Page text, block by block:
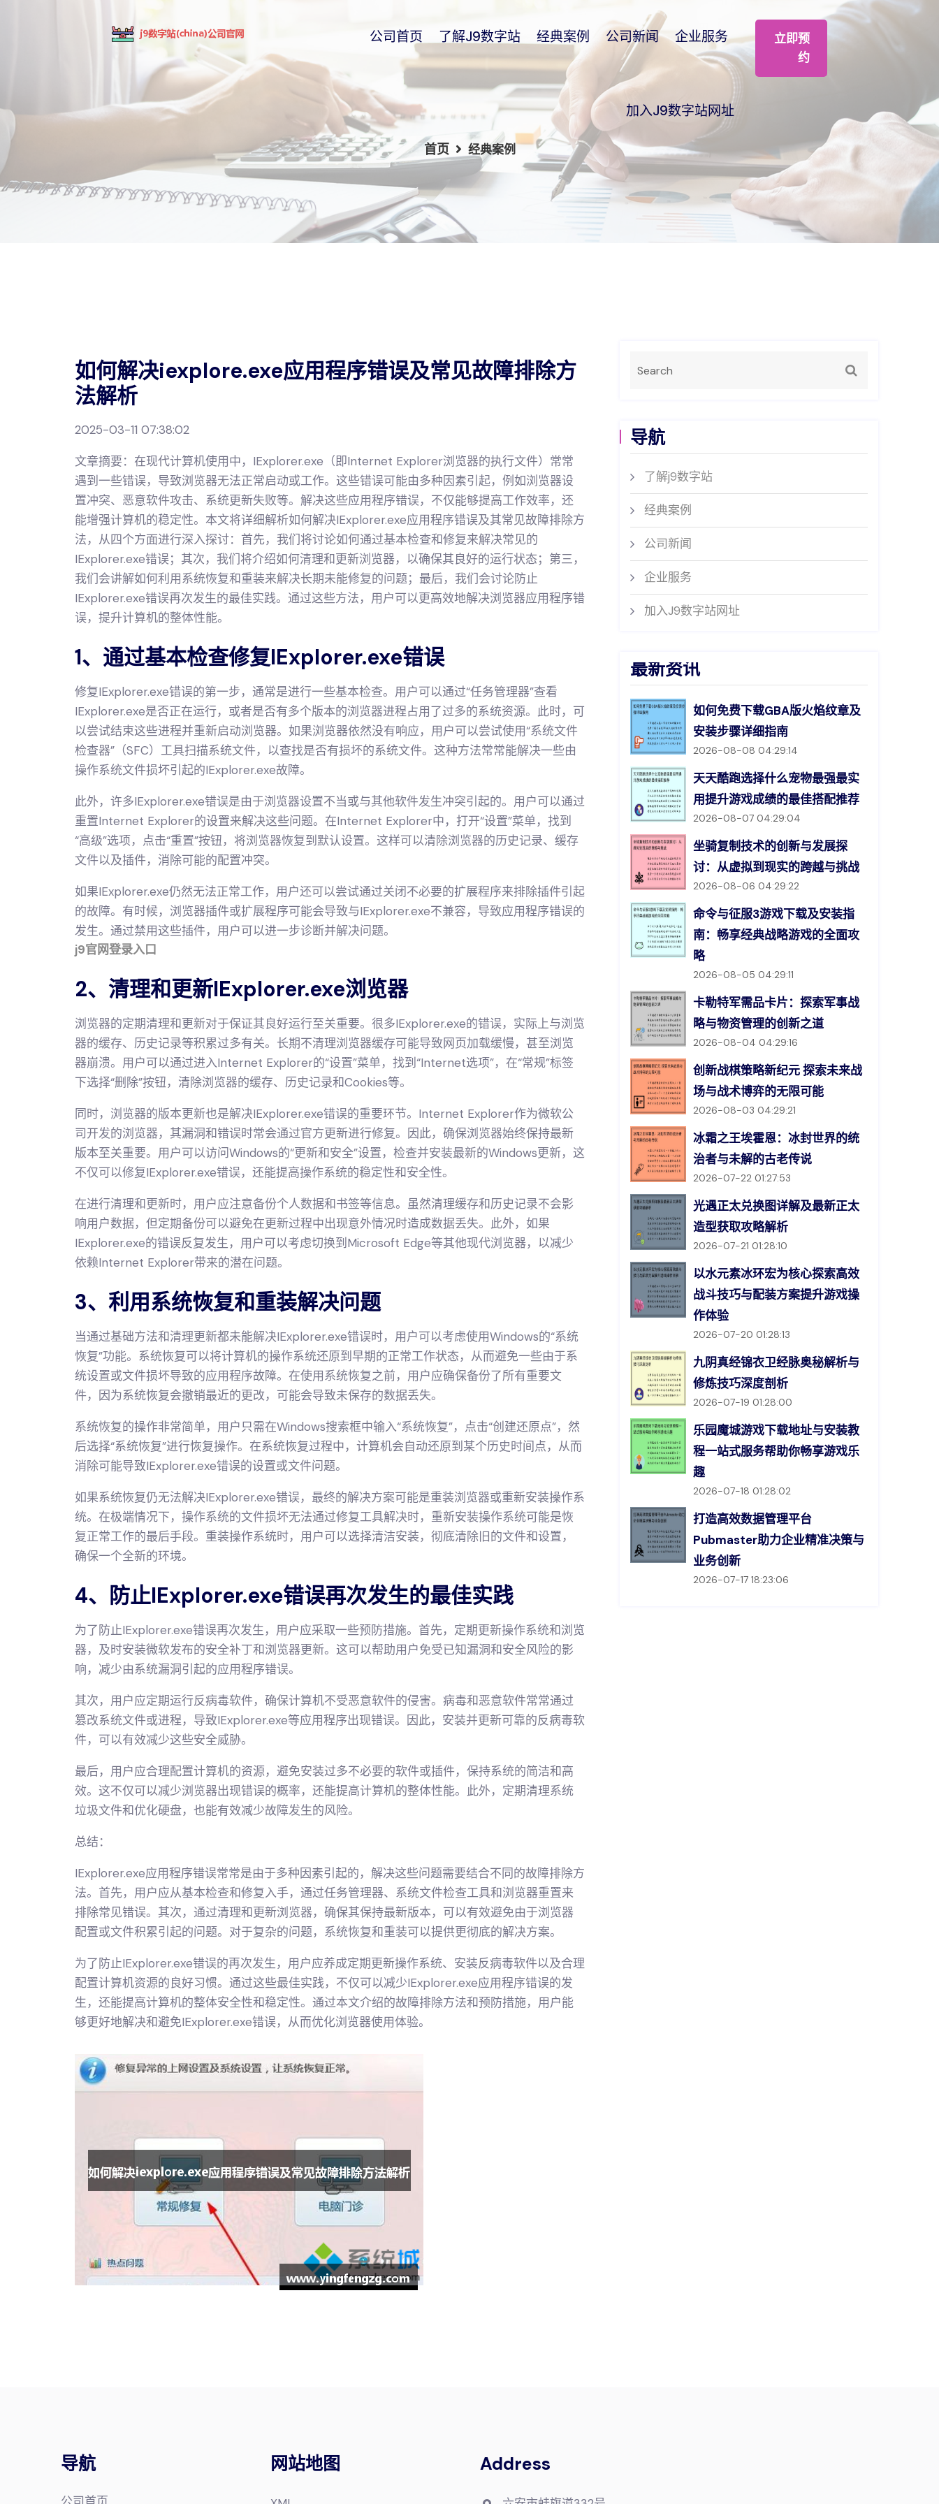
公司首页 了解j9数字站 经典案例 公司新闻 企业服务
加入J9数字站网址
立即预
约
首页 经典案例
如何解决iexplore.exe应用程序错误及常见故障排除方
法解析
2025-03-11 07:38:02
文章摘要：在现代计算机使用中，IExplorer.exe（即Internet Explorer浏览器的执行文件）常常
遇到一些错误，导致浏览器无法正常启动或工作。这些错误可能由多种因素引起，例如浏览器设
置冲突、恶意软件攻击、系统更新失败等。解决这些应用程序错误，不仅能够提高工作效率，还
能增强计算机的稳定性。本文将详细解析如何解决IExplorer.exe应用程序错误及其常见故障排除方
法，从四个方面进行深入探讨：首先，我们将讨论如何通过基本检查和修复来解决常见的
IExplorer.exe错误；其次，我们将介绍如何清理和更新浏览器，以确保其良好的运行状态；第三，
我们会讲解如何利用系统恢复和重装来解决长期未能修复的问题；最后，我们会讨论防止
IExplorer.exe错误再次发生的最佳实践。通过这些方法，用户可以更高效地解决浏览器应用程序错
误，提升计算机的整体性能。
1、通过基本检查修复IExplorer.exe错误
修复IExplorer.exe错误的第一步，通常是进行一些基本检查。用户可以通过“任务管理器”查看
IExplorer.exe是否正在运行，或者是否有多个版本的浏览器进程占用了过多的系统资源。此时，可
以尝试结束这些进程并重新启动浏览器。如果浏览器依然没有响应，用户可以尝试使用“系统文件
检查器”（SFC）工具扫描系统文件，以查找是否有损坏的系统文件。这种方法常常能解决一些由
操作系统文件损坏引起的IExplorer.exe故障。
此外，许多IExplorer.exe错误是由于浏览器设置不当或与其他软件发生冲突引起的。用户可以通过
重置Internet Explorer的设置来解决这些问题。在Internet Explorer中，打开“设置”菜单，找到
“高级”选项，点击“重置”按钮，将浏览器恢复到默认设置。这样可以清除浏览器的历史记录、缓存
文件以及插件，消除可能的配置冲突。
如果IExplorer.exe仍然无法正常工作，用户还可以尝试通过关闭不必要的扩展程序来排除插件引起
的故障。有时候，浏览器插件或扩展程序可能会导致与IExplorer.exe不兼容，导致应用程序错误的
发生。通过禁用这些插件，用户可以进一步诊断并解决问题。
j9官网登录入口
2、清理和更新IExplorer.exe浏览器
浏览器的定期清理和更新对于保证其良好运行至关重要。很多IExplorer.exe的错误，实际上与浏览
器的缓存、历史记录等积累过多有关。长期不清理浏览器缓存可能导致网页加载缓慢，甚至浏览
器崩溃。用户可以通过进入Internet Explorer的“设置”菜单，找到“Internet选项”，在“常规”标签
下选择“删除”按钮，清除浏览器的缓存、历史记录和Cookies等。
同时，浏览器的版本更新也是解决IExplorer.exe错误的重要环节。Internet Explorer作为微软公
司开发的浏览器，其漏洞和错误时常会通过官方更新进行修复。因此，确保浏览器始终保持最新
版本至关重要。用户可以访问Windows的“更新和安全”设置，检查并安装最新的Windows更新，这
不仅可以修复IExplorer.exe错误，还能提高操作系统的稳定性和安全性。
在进行清理和更新时，用户应注意备份个人数据和书签等信息。虽然清理缓存和历史记录不会影
响用户数据，但定期备份可以避免在更新过程中出现意外情况时造成数据丢失。此外，如果
IExplorer.exe的错误反复发生，用户可以考虑切换到Microsoft Edge等其他现代浏览器，以减少
依赖Internet Explorer带来的潜在问题。
3、利用系统恢复和重装解决问题
当通过基础方法和清理更新都未能解决IExplorer.exe错误时，用户可以考虑使用Windows的“系统
恢复”功能。系统恢复可以将计算机的操作系统还原到早期的正常工作状态，从而避免一些由于系
统设置或文件损坏导致的应用程序故障。在使用系统恢复之前，用户应确保备份了所有重要文
件，因为系统恢复会撤销最近的更改，可能会导致未保存的数据丢失。
系统恢复的操作非常简单，用户只需在Windows搜索框中输入“系统恢复”，点击“创建还原点”，然
后选择“系统恢复”进行恢复操作。在系统恢复过程中，计算机会自动还原到某个历史时间点，从而
消除可能导致IExplorer.exe错误的设置或文件问题。
如果系统恢复仍无法解决IExplorer.exe错误，最终的解决方案可能是重装浏览器或重新安装操作系
统。在极端情况下，操作系统的文件损坏无法通过修复工具解决时，重新安装操作系统可能是恢
复正常工作的最后手段。重装操作系统时，用户可以选择清洁安装，彻底清除旧的文件和设置，
确保一个全新的环境。
4、防止IExplorer.exe错误再次发生的最佳实践
为了防止IExplorer.exe错误再次发生，用户应采取一些预防措施。首先，定期更新操作系统和浏览
器，及时安装微软发布的安全补丁和浏览器更新。这可以帮助用户免受已知漏洞和安全风险的影
响，减少由系统漏洞引起的应用程序错误。
其次，用户应定期运行反病毒软件，确保计算机不受恶意软件的侵害。病毒和恶意软件常常通过
篡改系统文件或进程，导致IExplorer.exe等应用程序出现错误。因此，安装并更新可靠的反病毒软
件，可以有效减少这些安全威胁。
最后，用户应合理配置计算机的资源，避免安装过多不必要的软件或插件，保持系统的简洁和高
效。这不仅可以减少浏览器出现错误的概率，还能提高计算机的整体性能。此外，定期清理系统
垃圾文件和优化硬盘，也能有效减少故障发生的风险。
总结：
IExplorer.exe应用程序错误常常是由于多种因素引起的，解决这些问题需要结合不同的故障排除方
法。首先，用户应从基本检查和修复入手，通过任务管理器、系统文件检查工具和浏览器重置来
排除常见错误。其次，通过清理和更新浏览器，确保其保持最新版本，可以有效避免由于浏览器
配置或文件积累引起的问题。对于复杂的问题，系统恢复和重装可以提供更彻底的解决方案。
为了防止IExplorer.exe错误的再次发生，用户应养成定期更新操作系统、安装反病毒软件以及合理
配置计算机资源的良好习惯。通过这些最佳实践，不仅可以减少IExplorer.exe应用程序错误的发
生，还能提高计算机的整体安全性和稳定性。通过本文介绍的故障排除方法和预防措施，用户能
够更好地解决和避免IExplorer.exe错误，从而优化浏览器使用体验。
导航
了解j9数字站
经典案例
公司新闻
企业服务
加入J9数字站网址
最新资讯
如何免费下载GBA版火焰纹章及
安装步骤详细指南
2026-08-08 04:29:14
天天酷跑选择什么宠物最强最实
用提升游戏成绩的最佳搭配推荐
2026-08-07 04:29:04
坐骑复制技术的创新与发展探
讨：从虚拟到现实的跨越与挑战
2026-08-06 04:29:22
命令与征服3游戏下载及安装指
南：畅享经典战略游戏的全面攻
略
2026-08-05 04:29:11
卡勒特军需品卡片：探索军事战
略与物资管理的创新之道
2026-08-04 04:29:16
创新战棋策略新纪元 探索未来战
场与战术博弈的无限可能
2026-08-03 04:29:21
冰霜之王埃霍恩：冰封世界的统
治者与未解的古老传说
2026-07-22 01:27:53
光遇正太兑换图详解及最新正太
造型获取攻略解析
2026-07-21 01:28:10
以水元素冰环宏为核心探索高效
战斗技巧与配装方案提升游戏操
作体验
2026-07-20 01:28:13
九阴真经锦衣卫经脉奥秘解析与
修炼技巧深度剖析
2026-07-19 01:28:00
乐园魔城游戏下载地址与安装教
程一站式服务帮助你畅享游戏乐
趣
2026-07-18 01:28:02
打造高效数据管理平台
Pubmaster助力企业精准决策与
业务创新
2026-07-17 18:23:06
导航 网站地图 Address